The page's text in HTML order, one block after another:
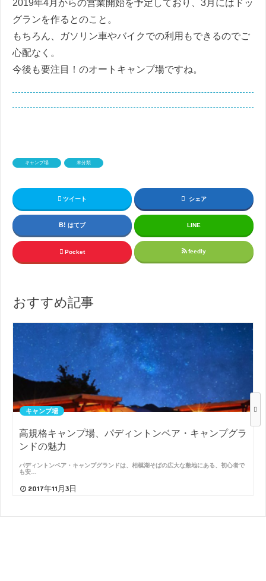
2019年4月からの営業開始を予定しており、3月にはドッ
グランを作るとのこと。
もちろん、ガソリン車やバイクでの利用もできるのでご
心配なく。
今後も要注目！のオートキャンプ場ですね。
キャンプ場 未分類
ツイート シェア
はてブ LINE
Pocket feedly
おすすめ記事
キャンプ場
高規格キャンプ場、パディントンベア・キャンプグラ
ンドの魅力
パディントンベア・キャンプグランドは、相模湖そばの広大な敷地にある、初心者で
も安…
2017年11月3日